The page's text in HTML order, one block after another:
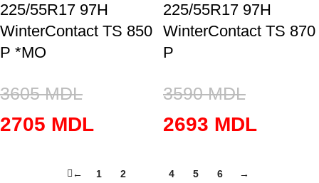
225/55R17 97H
WinterContact TS 850
P *MO
3605MDL
2705 MDL
225/55R17 97H
WinterContact TS 870
P
3590MDL
2693 MDL
← 1 2 4 5 6 →